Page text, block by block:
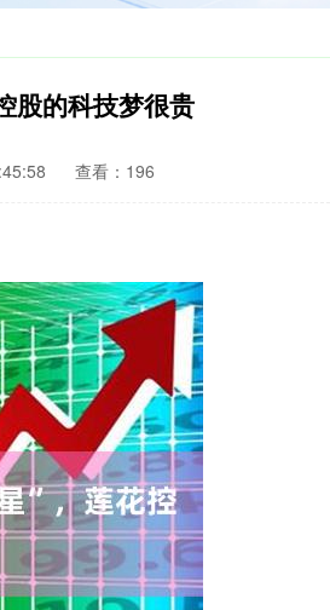
股的科技梦很贵
查看：196